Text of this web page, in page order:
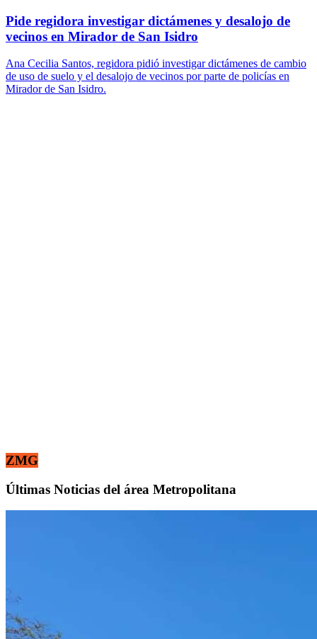
Pide regidora investigar dictámenes y desalojo de
vecinos en Mirador de San Isidro
Ana Cecilia Santos, regidora pidió investigar dictámenes de cambio
de uso de suelo y el desalojo de vecinos por parte de policías en
Mirador de San Isidro.
ZMG
Últimas Noticias del área Metropolitana